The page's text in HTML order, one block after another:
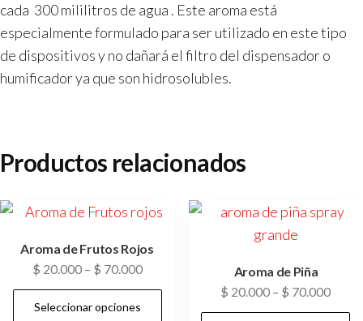
cada 300 mililitros de agua . Este aroma está
especialmente formulado para ser utilizado en este tipo
de dispositivos y no dañará el filtro del dispensador o
humificador ya que son hidrosolubles.
Productos relacionados
Aroma de Frutos Rojos
$ 20.000– $ 70.000
Seleccionar opciones
Aroma de Piña
$ 20.000 – $ 70.000